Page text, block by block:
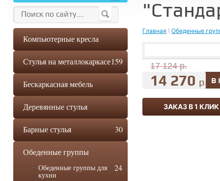
Компьютерные кресла
159
Стулья на металлокаркасе
Бескаркасная мебель
Деревянные стулья
30
Барные стулья
Обеденные группы
24
Обеденные группы для
кухни
Главная \ Обеденные
17 124 р.
14 270 р.
ЗАКАЗ В 1 КЛИК